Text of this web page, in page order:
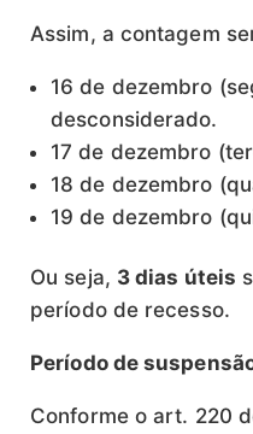
Assim, a contagem
16 de dezembro
desconsiderado.
17 de dezembro
18 de dezembro
19 de dezembro
Ou seja, 3 dias úteis
período de recesso.
Período de
Conforme o art. 220